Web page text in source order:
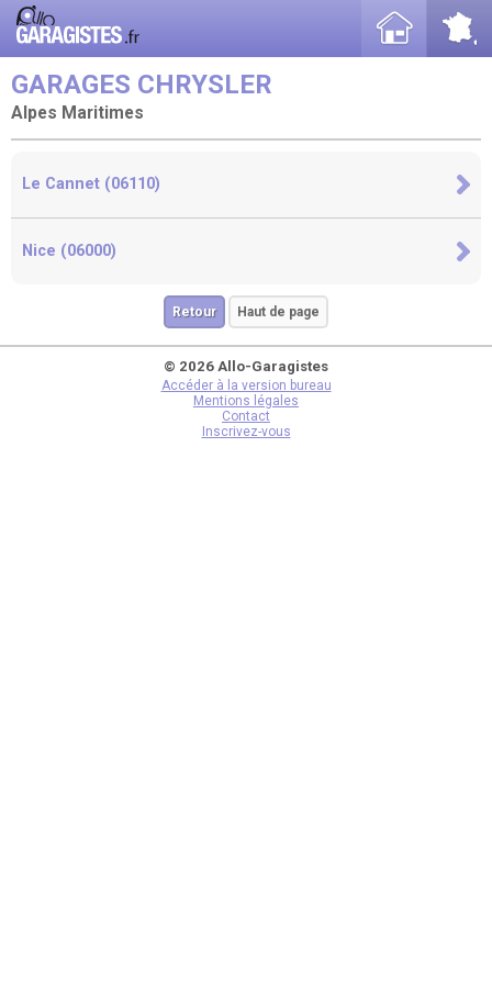
GARAGES CHRYSLER
Alpes Maritimes
Le Cannet (06110)
Nice (06000)
Retour Haut de page
© 2026 Allo-Garagistes
Accéder à la version bureau
Mentions légales
Contact
Inscrivez-vous